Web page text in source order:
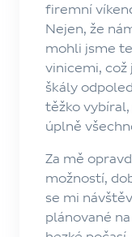
firemní
Nejen, že
mohli jsme
vinicemi, což
škály
těžko
úplně
Za mě
možností,
se mi
plánované